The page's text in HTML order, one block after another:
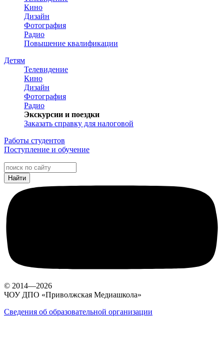
Кино
Дизайн
Фотография
Радио
Повышение квалификации
Детям
Телевидение
Кино
Дизайн
Фотография
Радио
Экскурсии и поездки
Заказать справку для налоговой
Работы студентов
Поступление и обучение
© 2014—2026
ЧОУ ДПО «Приволжская Медиашкола»
Сведения об образовательной организации